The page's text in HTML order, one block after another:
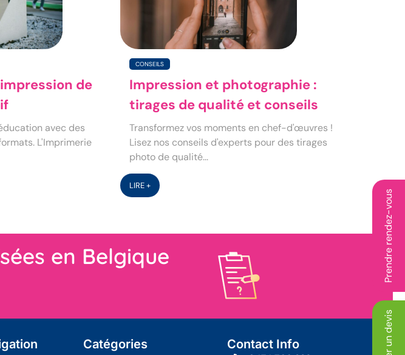
Prendre rendez-vous
de
avec des
L'Imprimerie
CONSEILS
Impression et photographie :
tirages de qualité et conseils
Transformez vos moments en chef-d'œuvres !
Lisez nos conseils d'experts pour des tirages
photo de qualité...
LIRE +
en Belgique
Catégories Contact Info